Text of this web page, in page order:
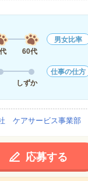
60代
男女比率
しずか
仕事の仕方
ケアサービス事業部
応募する